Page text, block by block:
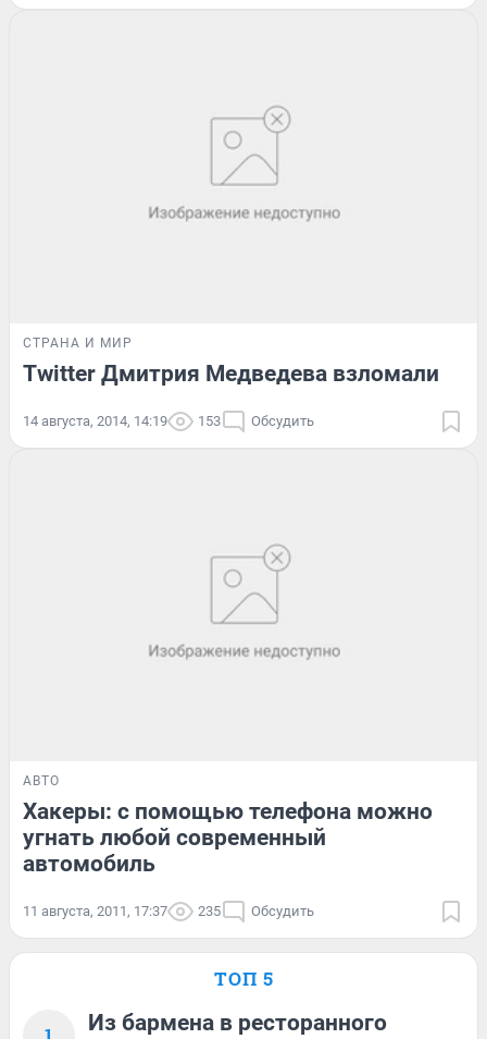
СТРАНА И МИР
Twitter Дмитрия Медведева взломали
14 августа, 2014, 14:19 153 Обсудить
АВТО
Хакеры: с помощью телефона можно
угнать любой современный
автомобиль
11 августа, 2011, 17:37 235 Обсудить
ТОП 5
Из бармена в ресторанного